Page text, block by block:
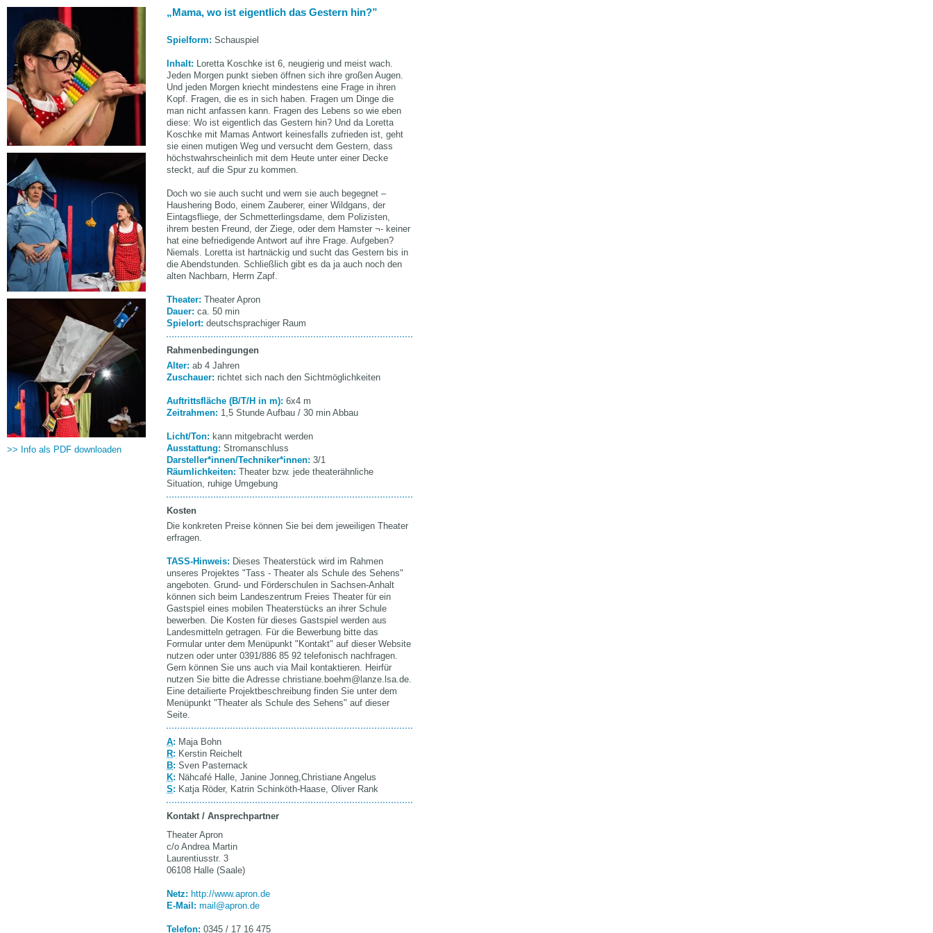
>> Info als PDF downloaden
Mama, wo ist eigentlich das Gestern hin?
Spielform: Schauspiel
Inhalt: Loretta Koschke ist 6, neugierig und meist wach.
Jeden Morgen punkt sieben öffnen sich ihre großen Augen.
Und jeden Morgen kriecht mindestens eine Frage in ihren
Kopf. Fragen, die es in sich haben. Fragen um Dinge die
man nicht anfassen kann. Fragen des Lebens so wie eben
diese: Wo ist eigentlich das Gestern hin? Und da Loretta
Koschke mit Mamas Antwort keinesfalls zufrieden ist, geht
sie einen mutigen Weg und versucht dem Gestern, dass
höchstwahrscheinlich mit dem Heute unter einer Decke
steckt, auf die Spur zu kommen.
Doch wo sie auch sucht und wem sie auch begegnet –
Haushering Bodo, einem Zauberer, einer Wildgans, der
Eintagsfliege, der Schmetterlingsdame, dem Polizisten,
ihrem besten Freund, der Ziege, oder dem Hamster ¬- keiner
hat eine befriedigende Antwort auf ihre Frage. Aufgeben?
Niemals. Loretta ist hartnäckig und sucht das Gestern bis in
die Abendstunden. Schließlich gibt es da ja auch noch den
alten Nachbarn, Herrn Zapf.
Theater: Theater Apron
Dauer: ca. 50 min
Spielort: deutschsprachiger Raum
Rahmenbedingungen
Alter: ab 4 Jahren
Zuschauer: richtet sich nach den Sichtmöglichkeiten
Auftrittsfläche (B/T/H in m): 6x4 m
Zeitrahmen: 1,5 Stunde Aufbau / 30 min Abbau
Licht/Ton: kann mitgebracht werden
Ausstattung: Stromanschluss
Darsteller*innen/Techniker*innen: 3/1
Räumlichkeiten: Theater bzw. jede theaterähnliche
Situation, ruhige Umgebung
Kosten
Die konkreten Preise können Sie bei dem jeweiligen Theater
erfragen.
TASS-Hinweis: Dieses Theaterstück wird im Rahmen
unseres Projektes "Tass - Theater als Schule des Sehens"
angeboten. Grund- und Förderschulen in Sachsen-Anhalt
können sich beim Landeszentrum Freies Theater für ein
Gastspiel eines mobilen Theaterstücks an ihrer Schule
bewerben. Die Kosten für dieses Gastspiel werden aus
Landesmitteln getragen. Für die Bewerbung bitte das
Formular unter dem Menüpunkt "Kontakt" auf dieser Website
nutzen oder unter 0391/886 85 92 telefonisch nachfragen.
Gern können Sie uns auch via Mail kontaktieren. Heirfür
nutzen Sie bitte die Adresse christiane.boehm@lanze.lsa.de.
Eine detailierte Projektbeschreibung finden Sie unter dem
Menüpunkt "Theater als Schule des Sehens" auf dieser
Seite.
A: Maja Bohn
R: Kerstin Reichelt
B: Sven Pasternack
K: Nähcafé Halle, Janine Jonneg,Christiane Angelus
S: Katja Röder, Katrin Schinköth-Haase, Oliver Rank
Kontakt / Ansprechpartner
Theater Apron
c/o Andrea Martin
Laurentiusstr. 3
06108 Halle (Saale)
Netz: http://www.apron.de
E-Mail: mail@apron.de
Telefon: 0345 / 17 16 475